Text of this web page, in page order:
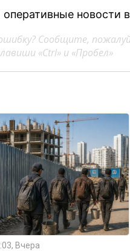
новости
Сообщите,
«Ctrl» и «Пробел»
Вчера